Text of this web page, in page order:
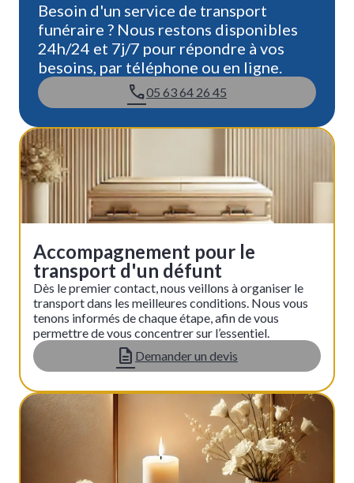
Besoin d'un service de transport
funéraire ? Nous restons disponibles
24h/24 et 7j/7 pour répondre à vos
besoins, par téléphone ou en ligne.
05 63 64 26 45
Accompagnement pour le
transport d'un défunt
Dès le premier contact, nous veillons à organiser le
transport dans les meilleures conditions. Nous vous
tenons informés de chaque étape, afin de vous
permettre de vous concentrer sur l’essentiel.
Demander un devis